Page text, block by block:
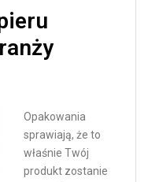
Opakowania
sprawiają, że to
właśnie Twój
produkt zostanie